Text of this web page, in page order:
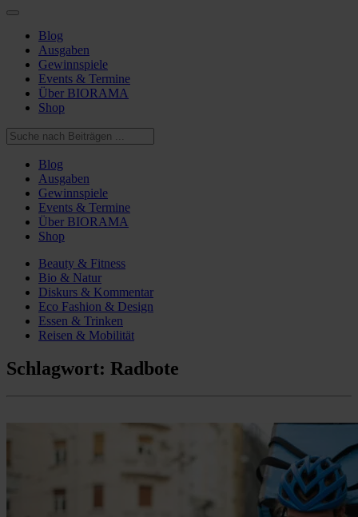
Blog
Ausgaben
Gewinnspiele
Events & Termine
Über BIORAMA
Shop
Blog
Ausgaben
Gewinnspiele
Events & Termine
Über BIORAMA
Shop
Beauty & Fitness
Bio & Natur
Diskurs & Kommentar
Eco Fashion & Design
Essen & Trinken
Reisen & Mobilität
Schlagwort: Radbote